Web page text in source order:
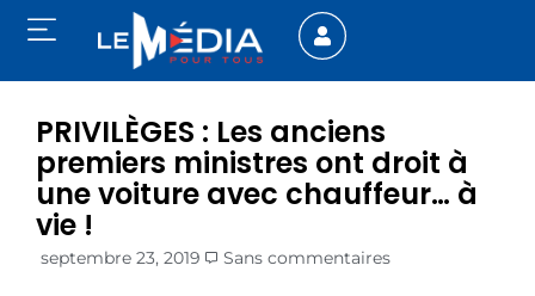
PRIVILÈGES : Les anciens
premiers ministres ont droit à
une voiture avec chauffeur… à
vie !
septembre 23, 2019 Sans commentaires